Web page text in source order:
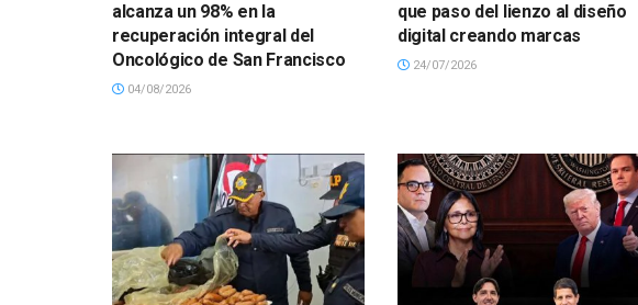
alcanza un 98% en la
recuperación integral del
Oncológico de San Francisco
04/08/2026
que paso del lienzo al diseño
digital creando marcas
24/07/2026